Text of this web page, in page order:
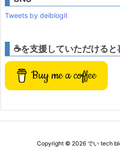
Tweets by deiblogit
☕を支援していただけると
Buy me a coffee
Copyright © 2026 でい tech